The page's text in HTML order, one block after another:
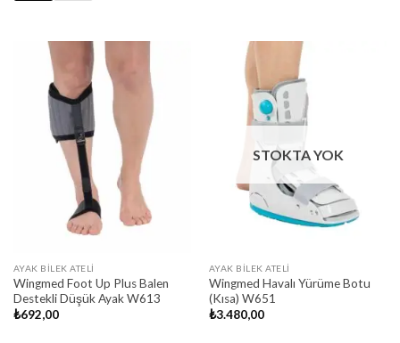
AYAK BILEK ATELI
Wingmed Foot Up Plus Balen
Destekli Düşük Ayak W613
₺692,00
STOKTA YOK
AYAK BILEK ATELI
Wingmed Havalı Yürüme Botu
(Kısa) W651
₺3.480,00